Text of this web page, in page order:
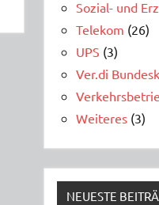
Sozial- und
Telekom (26)
UPS (3)
Ver.di
Weiteres (3)
NEUESTE